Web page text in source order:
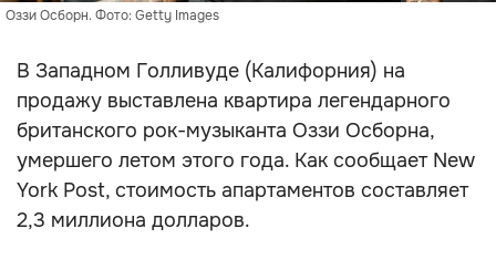
Оззи Осборн. Фото: Getty Images
В Западном Голливуде (Калифорния) на
продажу выставлена квартира легендарного
британского рок-музыканта Оззи Осборна,
умершего летом этого года. Как сообщает New
York Post, стоимость апартаментов составляет
2,3 миллиона долларов.